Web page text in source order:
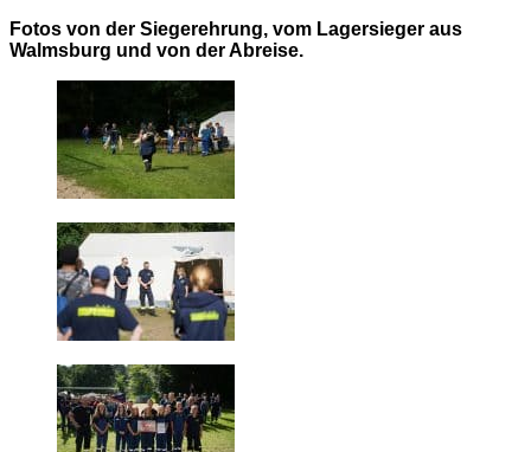
Fotos von der Siegerehrung, vom Lagersieger aus
Walmsburg und von der Abreise.